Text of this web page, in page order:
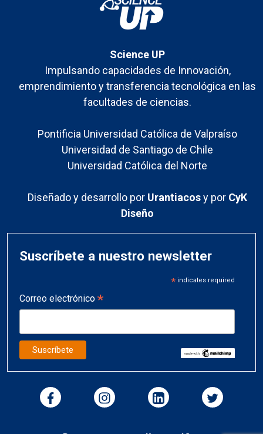
Science UP
Impulsando capacidades de Innovación,
emprendimiento y transferencia tecnológica en las
facultades de ciencias.
Pontificia Universidad Católica de Valpraíso
Universidad de Santiago de Chile
Universidad Católica del Norte
Diseñado y desarrollo por Urantiacosy por CyK
Diseño
Suscríbete a nuestro newsletter
*indicates required
Correo electrónico *